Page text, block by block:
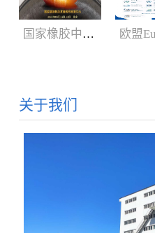
国家橡胶中心2023年轮胎剖析研讨会3月召开
关于我们